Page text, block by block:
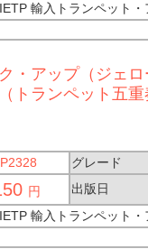
IETP 輸入トランペット
・アップ（ジェロ
トランペット五
グレード
円
出版日
IETP 輸入トランペット